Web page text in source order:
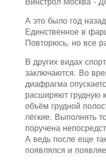
А это было год
Единственное в
Повторюсь, но все
В других видах
заключаются. Во
диафрагма
расширяют грудную
объём грудной
лёгкие. Выполнять
поручена
А ведь после еще
появлялся и